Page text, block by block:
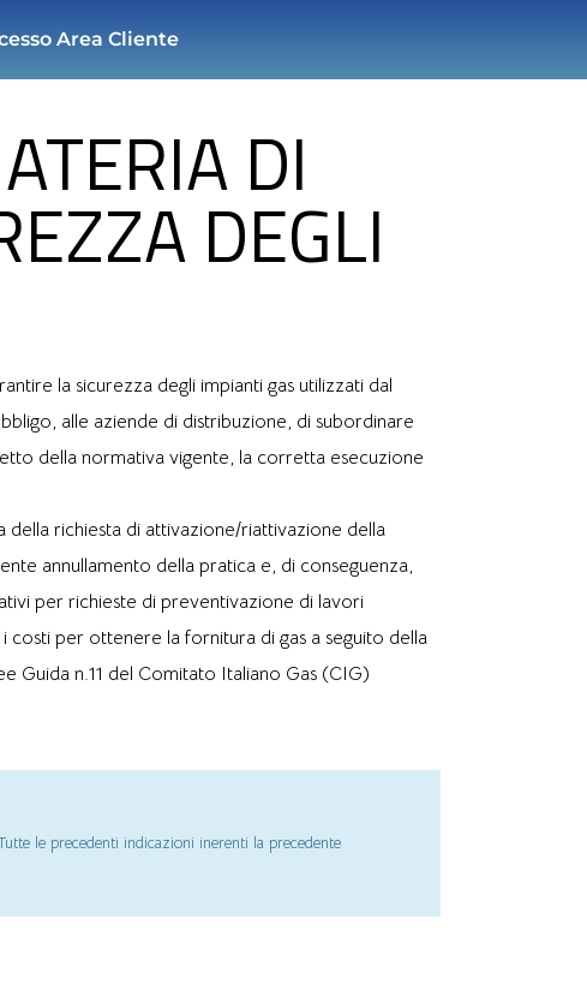
Area Cliente
DI
DEGLI
la sicurezza degli impianti gas utilizzati dal
alle aziende di distribuzione, di subordinare
della normativa vigente, la corretta esecuzione
richiesta di attivazione/riattivazione della
annullamento della pratica e, di conseguenza,
per richieste di preventivazione di lavori
per ottenere la fornitura di gas a seguito della
Guida n.11 del Comitato Italiano Gas (CIG)
le precedenti indicazioni inerenti la precedente